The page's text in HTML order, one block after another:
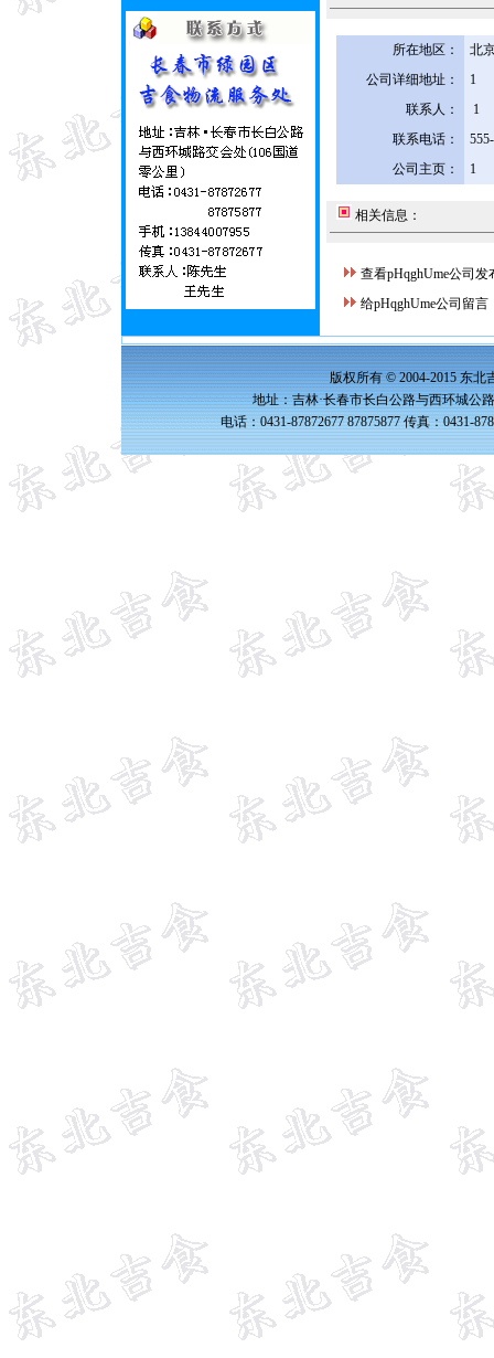
所在地区：
北
公司详细地址：
1
联系人：
1
联系电话：
公司主页：
1
相关信息：
查看pHqghUme公司发
给pHqghUme公司留言
版权所有 © 2004-2015 东北
地址：吉林·长春市长白公路与西环城公
电话：0431-87872677 87875877 传真：0431-